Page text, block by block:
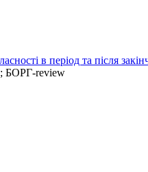
в період та після
БОРГ-review